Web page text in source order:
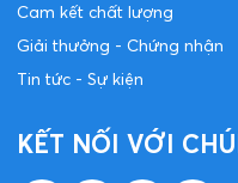
Cam kết chất lượng
Giải thưởng - Chứng nhận
Tin tức - Sự kiện
KẾT NỐI VỚI